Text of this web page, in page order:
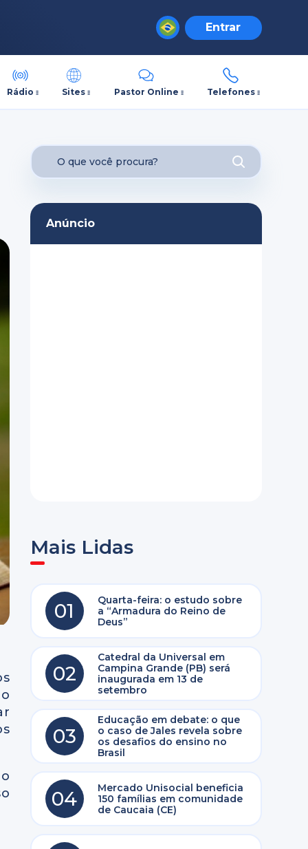
Entrar
Rádio Sites Pastor Online Telefones
Anúncio
Mais Lidas
01
Quarta-feira: o estudo sobre
a “Armadura do Reino de
Deus”
02
Catedral da Universal em
Campina Grande (PB) será
inaugurada em 13 de
setembro
03
Educação em debate: o que
o caso de Jales revela sobre
os desafios do ensino no
Brasil
04
Mercado Unisocial beneficia
150 famílias em comunidade
de Caucaia (CE)